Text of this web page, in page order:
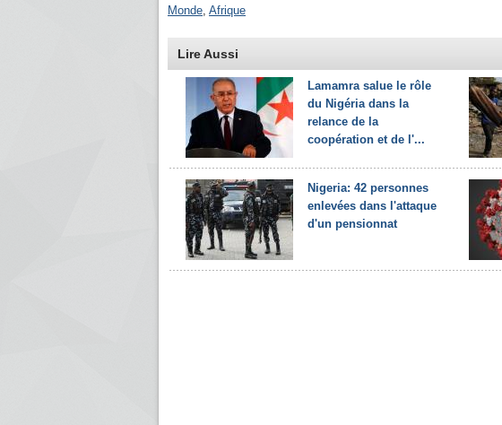
Monde, Afrique
Lire Aussi
Lamamra salue le rôle
du Nigéria dans la
relance de la
coopération et de l'...
Nigeria: 42 personnes
enlevées dans l'attaque
d'un pensionnat